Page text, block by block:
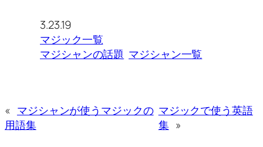
3.23.19
マジック一覧
マジシャンの話題 マジシャン一覧
« マジシャンが使うマジックの
用語集
マジックで使う英語
集 »